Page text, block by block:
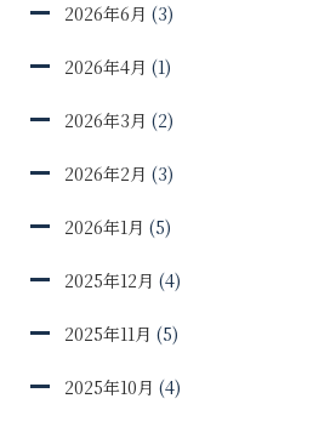
2026年6月 (3)
2026年4月 (1)
2026年3月 (2)
2026年2月 (3)
2026年1月 (5)
2025年12月 (4)
2025年11月 (5)
2025年10月 (4)